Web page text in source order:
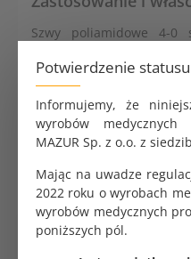
Potwierdzenie
Informujemy, że
wyrobów medycznych
MAZUR Sp. z o.o. z
Mając na uwadze
2022 roku o wyrobach
wyrobów medycznych
poniższych pól.Imadło
Szwy poliamidowe 4-
estetycznej,
powierzchownych.
rozciąganie,
doskonała
podtrzymanie rany.